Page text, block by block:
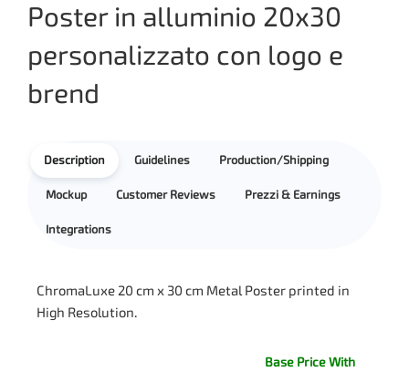
Poster in alluminio 20x30
personalizzato con logo e
brend
Description Guidelines Production/Shipping
Mockup Customer Reviews Prezzi & Earnings
Integrations
ChromaLuxe 20 cm x 30 cm Metal Poster printed in
High Resolution.
Base Price With